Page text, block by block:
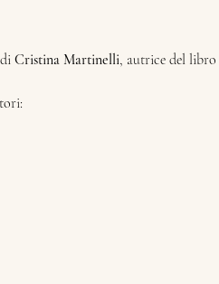
Cristina Martinelli, autrice del libro